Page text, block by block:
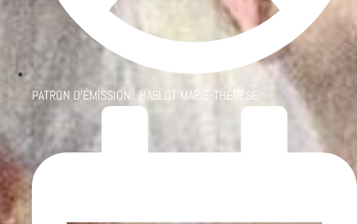
PATRON D'ÉMISSION :HABLOT MARIE-THÉRÈSE